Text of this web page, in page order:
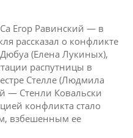
Егор Равинский — в
рассказал о конфликте
(Елена Лукиных),
распутницы в
Стелле (Людмила
— Стенли Ковальски
конфликта стало
взбешенным ее